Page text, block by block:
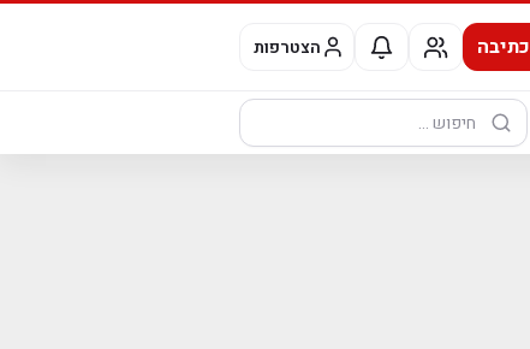
כתיבה הצטרפות
חיפוש: